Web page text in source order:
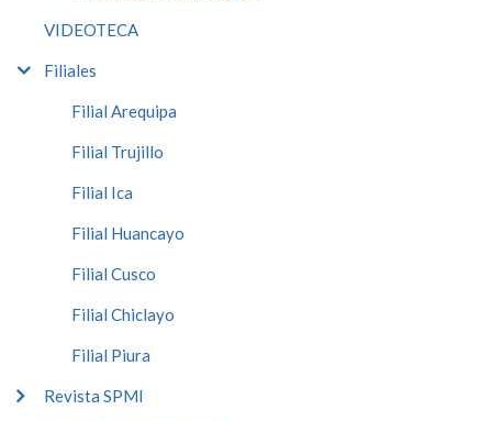
VIDEOTECA
Filiales
Filial Arequipa
Filial Trujillo
Filial Ica
Filial Huancayo
Filial Cusco
Filial Chiclayo
Filial Piura
Revista SPMI